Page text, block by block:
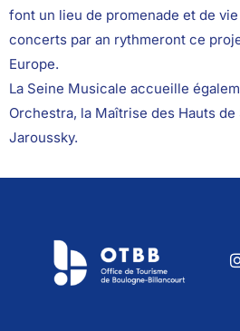
font un lieu de promenade et de
concerts par an rythmeront ce
Europe.
La Seine Musicale accueille
Orchestra, la Maîtrise des Hauts de
Jaroussky.